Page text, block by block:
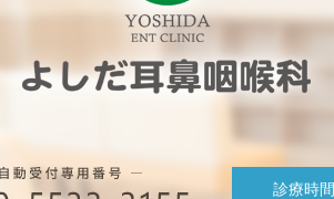
診療時間